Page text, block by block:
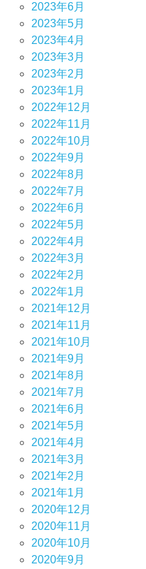
2023年6月
2023年5月
2023年4月
2023年3月
2023年2月
2023年1月
2022年12月
2022年11月
2022年10月
2022年9月
2022年8月
2022年7月
2022年6月
2022年5月
2022年4月
2022年3月
2022年2月
2022年1月
2021年12月
2021年11月
2021年10月
2021年9月
2021年8月
2021年7月
2021年6月
2021年5月
2021年4月
2021年3月
2021年2月
2021年1月
2020年12月
2020年11月
2020年10月
2020年9月